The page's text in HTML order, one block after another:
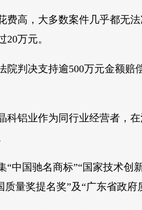
费高，大多数案件几乎都无
万元。
判决支持逾500万元金额
科铝业作为同行业经营者，
中国驰名商标”“国家技术创
量奖提名奖”及“广东省政府